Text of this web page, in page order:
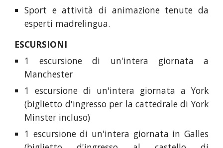
Sport e attività di animazione tenute da
esperti madrelingua.
ESCURSIONI
1 escursione di un'intera giornata a
Manchester
1 escursione di un'intera giornata a York
(biglietto d'ingresso per la cattedrale di York
Minster incluso)
1 escursione di un'intera giornata in Galles